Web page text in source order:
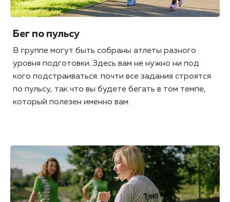
Бег по пульсу
В группе могут быть собраны атлеты разного
уровня подготовки. Здесь вам не нужно ни под
кого подстраиваться: почти все задания строятся
по пульсу, так что вы будете бегать в том темпе,
который полезен именно вам.